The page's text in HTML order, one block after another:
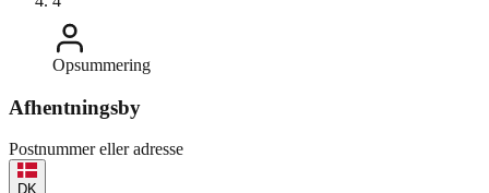
Opsummering
Afhentningsby
Postnummer eller adresse
DK